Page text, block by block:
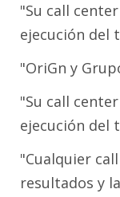
"Su call
ejecución del
"OriGn y
"Su call
ejecución del
"Cualquier
resultados y